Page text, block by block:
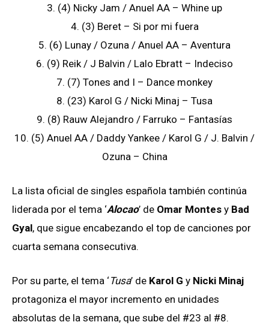
3. (4) Nicky Jam / Anuel AA – Whine up
4. (3) Beret – Si por mi fuera
5. (6) Lunay / Ozuna / Anuel AA – Aventura
6. (9) Reik / J Balvin / Lalo Ebratt – Indeciso
7. (7) Tones and I – Dance monkey
8. (23) Karol G / Nicki Minaj – Tusa
9. (8) Rauw Alejandro / Farruko – Fantasías
10. (5) Anuel AA / Daddy Yankee / Karol G / J. Balvin /
Ozuna – China
La lista oficial de singles española también continúa
liderada por el tema ‘Alocao’ de Omar Montes y Bad
Gyal, que sigue encabezando el top de canciones por
cuarta semana consecutiva.
Por su parte, el tema ‘Tusa’ de Karol G y Nicki Minaj
protagoniza el mayor incremento en unidades
absolutas de la semana, que sube del #23 al #8.